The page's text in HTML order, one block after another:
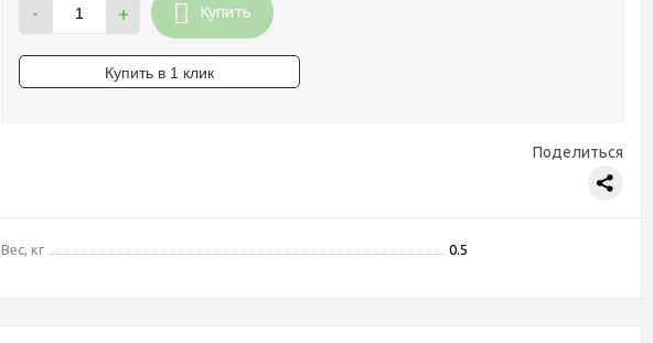
- + Купить
Поделиться
Вес, кг 0.5